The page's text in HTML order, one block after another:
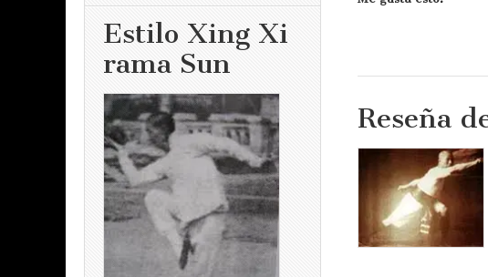
Reseña
Estilo Xing Xi
rama Sun